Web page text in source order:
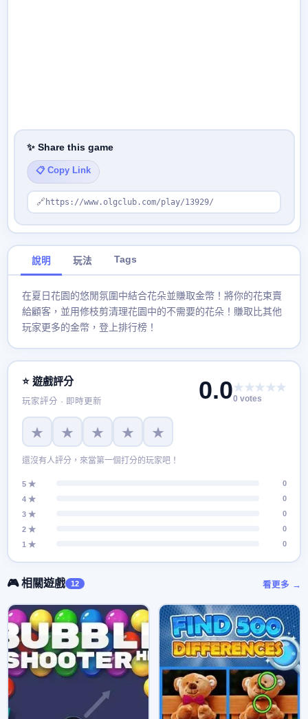
✨ Share this game
📋 Copy Link
🔗 https://www.olgclub.com/play/13929/
說明 玩法 Tags
在夏日花園的悠閒氛圍中結合花朵並賺取金幣！將你的花束賣
給顧客，並用修枝剪清理花園中的不需要的花朵！賺取比其他
玩家更多的金幣，登上排行榜！
⭐ 遊戲評分
玩家評分 · 即時更新 0.0★★★★★
0 votes
★ ★ ★ ★ ★
還沒有人評分，來當第一個打分的玩家吧！
5 ★
0
4 ★
0
3 ★
0
2 ★
0
1 ★
0
🎮 相關遊戲 12 看更多 →